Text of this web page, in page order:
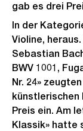
gab es drei
In der
Violine,
Sebastian
BWV 1001,
Nr. 24»
künstlerischen
Preis ein. Am
Klassik» hatte